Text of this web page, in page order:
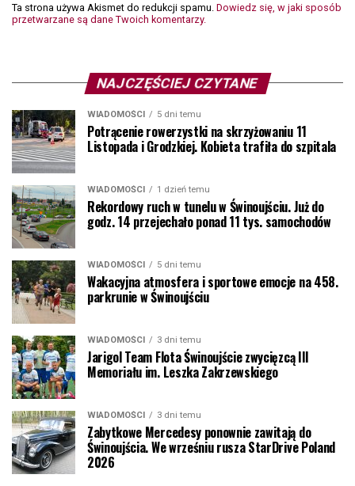
Ta strona używa Akismet do redukcji spamu. Dowiedz się, w jaki sposób
przetwarzane są dane Twoich komentarzy.
NAJCZĘŚCIEJ CZYTANE
WIADOMOŚCI 5 dni temu
Potrącenie rowerzystki na skrzyżowaniu 11
Listopada i Grodzkiej. Kobieta trafiła do szpitala
WIADOMOŚCI 1 dzień temu
Rekordowy ruch w tunelu w Świnoujściu. Już do
godz. 14 przejechało ponad 11 tys. samochodów
WIADOMOŚCI 5 dni temu
Wakacyjna atmosfera i sportowe emocje na 458.
parkrunie w Świnoujściu
WIADOMOŚCI 3 dni temu
Jarigol Team Flota Świnoujście zwycięzcą III
Memoriału im. Leszka Zakrzewskiego
WIADOMOŚCI 3 dni temu
Zabytkowe Mercedesy ponownie zawitają do
Świnoujścia. We wrześniu rusza StarDrive Poland
2026